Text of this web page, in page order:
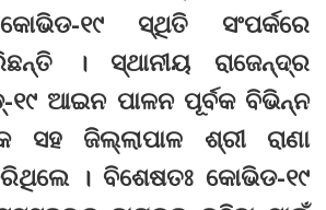
୧୯ ସ୍ଥିତି ସଂପର୍କରେ
। ସ୍ଥାନୀୟ ରାଜେନ୍ଦ୍ର
୧୯ ଆଇନ ପାଳନ ପୂର୍ବକ ବିଭିନ୍ନ
ସହ ଜିଲ୍ଲାପାଳ ଶ୍ରୀ ରାଣା
। ବିଶେଷତଃ କୋଭିଡ-୧୯